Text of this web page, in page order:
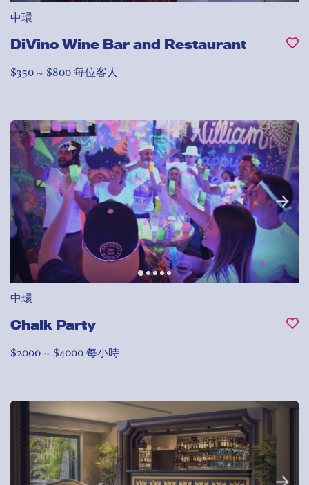
中環
DiVino Wine Bar and Restaurant
$350 ~ $800 每位客人
中環
Chalk Party
$2000 ~ $4000 每小時